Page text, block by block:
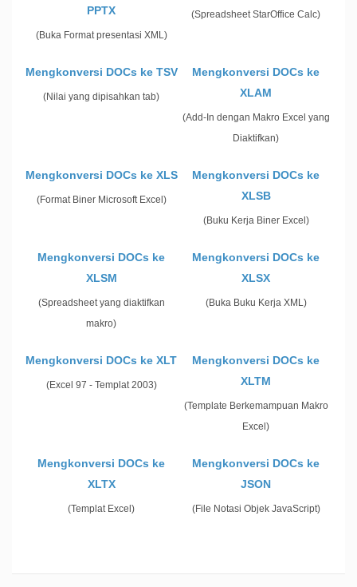
PPTX
(Buka Format presentasi XML)
(Spreadsheet StarOffice Calc)
Mengkonversi DOCs ke TSV
(Nilai yang dipisahkan tab)
Mengkonversi DOCs ke
XLAM
(Add-In dengan Makro Excel yang
Diaktifkan)
Mengkonversi DOCs ke XLS
(Format Biner Microsoft Excel)
Mengkonversi DOCs ke
XLSB
(Buku Kerja Biner Excel)
Mengkonversi DOCs ke
XLSM
(Spreadsheet yang diaktifkan
makro)
Mengkonversi DOCs ke
XLSX
(Buka Buku Kerja XML)
Mengkonversi DOCs ke XLT
(Excel 97 - Templat 2003)
Mengkonversi DOCs ke
XLTM
(Template Berkemampuan Makro
Excel)
Mengkonversi DOCs ke
XLTX
(Templat Excel)
Mengkonversi DOCs ke
JSON
(File Notasi Objek JavaScript)